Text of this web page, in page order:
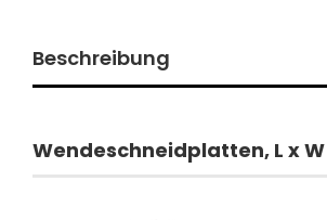
Beschreibung
Wendeschneidplatten, L x